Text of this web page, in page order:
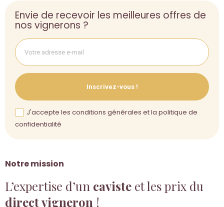
Notre mission
L’expertise d’un caviste et les prix du
direct vigneron !
Envie de recevoir les meilleures offres de
nos vignerons ?
Inscrivez-vous !
J'accepte les conditions générales et la politique de
confidentialité